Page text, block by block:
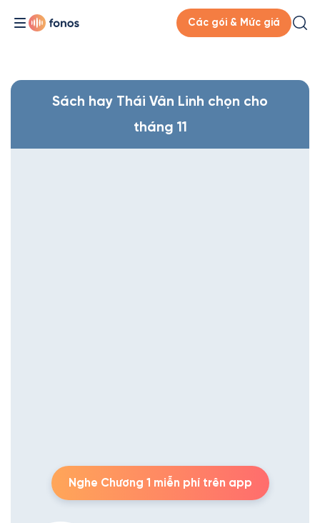
Các gói & Mức giá
Sách hay Thái Vân Linh chọn cho
tháng 11
Nghe Chương 1 miễn phí trên app